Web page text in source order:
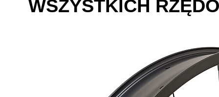
WSZYSTKICH